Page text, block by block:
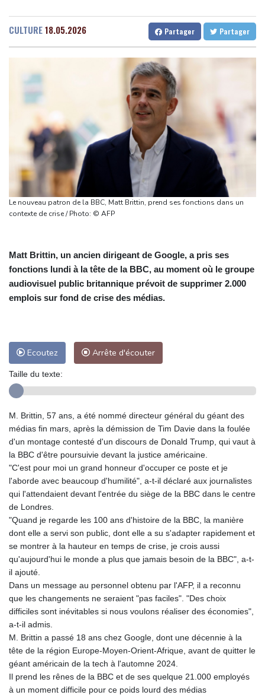
Haiti
23 °C Madagascar
24 °C
Cayenne
24 °C
French Guiana
23 °C
Bruxelles
Vancouver
Monte-Carlo
touché terre
Vaste feu de forêt dans l'ouest du Canada: 20.000 évacués, l'état
d'urgence déclaré
L'Indonésie saisit 1,3 tonne de kétamine, une des plus grosses
prises jamais réalisées
L'auteur de la tuerie en Thaïlande avait déjà apporté une
carabine à air comprimé à l'école selon la police
Hong Kong enregistre un record de chaleur absolu à 36,9°C
Des échanges de frappes font cinq morts en Ukraine et en
Russie
Les éclipses, une opportunité lumineuse pour les scientifiques
CULTURE18.05.2026 Partager Partager
Le nouveau patron de la BBC, Matt Brittin, prend ses fonctions dans un
contexte de crise / Photo: © AFP
Matt Brittin, un ancien dirigeant de Google, a pris ses
fonctions lundi à la tête de la BBC, au moment où le groupe
audiovisuel public britannique prévoit de supprimer 2.000
emplois sur fond de crise des médias.
Ecoutez Arrête d'écouter
Taille du texte:
M. Brittin, 57 ans, a été nommé directeur général du géant des
médias fin mars, après la démission de Tim Davie dans la foulée
d'un montage contesté d'un discours de Donald Trump, qui vaut à
la BBC d'être poursuivie devant la justice américaine.
"C'est pour moi un grand honneur d'occuper ce poste et je
l'aborde avec beaucoup d'humilité", a-t-il déclaré aux journalistes
qui l'attendaient devant l'entrée du siège de la BBC dans le centre
de Londres.
"Quand je regarde les 100 ans d'histoire de la BBC, la manière
dont elle a servi son public, dont elle a su s'adapter rapidement et
se montrer à la hauteur en temps de crise, je crois aussi
qu'aujourd'hui le monde a plus que jamais besoin de la BBC", a-t-
il ajouté.
Dans un message au personnel obtenu par l'AFP, il a reconnu
que les changements ne seraient "pas faciles". "Des choix
difficiles sont inévitables si nous voulons réaliser des économies",
a-t-il admis.
M. Brittin a passé 18 ans chez Google, dont une décennie à la
tête de la région Europe-Moyen-Orient-Afrique, avant de quitter le
géant américain de la tech à l'automne 2024.
Il prend les rênes de la BBC et de ses quelque 21.000 employés
à un moment difficile pour ce poids lourd des médias